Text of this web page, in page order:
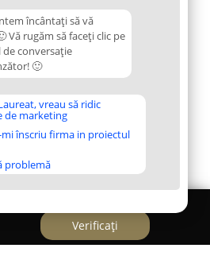
încântați să vă
Vă rugăm să faceți clic pe
conversație
🙂
vreau să ridic
de marketing
mi înscriu firma in proiectul
problemă
Verificați